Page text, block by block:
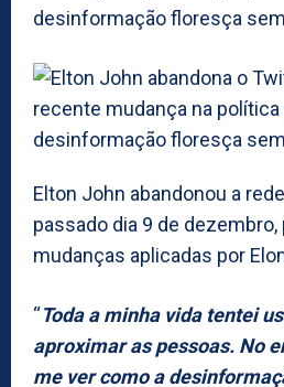
desinformação floresça
Elton John abandonou a
passado dia 9 de dezembro,
mudanças aplicadas por
“Toda a minha vida tentei
aproximar as pessoas. No
me ver como a